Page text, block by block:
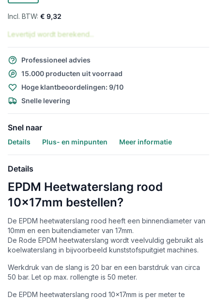
€ 9,32
Levertijd wordt berekend...
Professioneel advies
15.000 producten uit voorraad
Hoge klantbeoordelingen: 9/10
Snelle levering
Snel naar
Details Plus- en minpunten Meer informatie
Details
EPDM Heetwaterslang rood
10x17mm bestellen?
De EPDM heetwaterslang rood heeft een binnendiameter van
10mm en een buitendiameter van 17mm.
De Rode EPDM heetwaterslang wordt veelvuldig gebruikt als
koelwaterslang in bijvoorbeeld kunststofspuitgiet machines.
Werkdruk van de slang is 20 bar en een barstdruk van circa
50 bar. Let op max. rollengte is 50 meter.
De EPDM heetwaterslang rood 10x17mm is per meter te